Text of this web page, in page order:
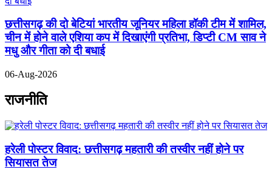
छत्तीसगढ़ की दो बेटियां भारतीय जूनियर महिला हॉकी टीम में शामिल,
चीन में होने वाले एशिया कप में दिखाएंगी प्रतिभा, डिप्टी CM साव ने
मधु और गीता को दी बधाई
06-Aug-2026
राजनीति
हरेली पोस्टर विवाद: छत्तीसगढ़ महतारी की तस्वीर नहीं होने पर
सियासत तेज